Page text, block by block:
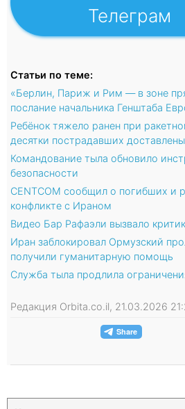
Телеграм
Статьи по теме:
«Берлин, Париж и Рим — в зоне
послание начальника Генштаба
Ребёнок тяжело ранен при
десятки пострадавших
Командование тыла обновило
безопасности
CENTCOM сообщил о погибших и
конфликте с Ираном
Видео Бар Рафаэли вызвало
Иран заблокировал Ормузский
получили гуманитарную помощь
Служба тыла продлила
Редакция Orbita.co.il, 21.03.2026